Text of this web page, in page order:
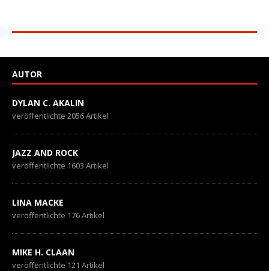
AUTOR
DYLAN C. AKALIN
veröffentlichte 2056 Artikel
JAZZ AND ROCK
veröffentlichte 1603 Artikel
LINA MACKE
veröffentlichte 176 Artikel
MIKE H. CLAAN
veröffentlichte 121 Artikel